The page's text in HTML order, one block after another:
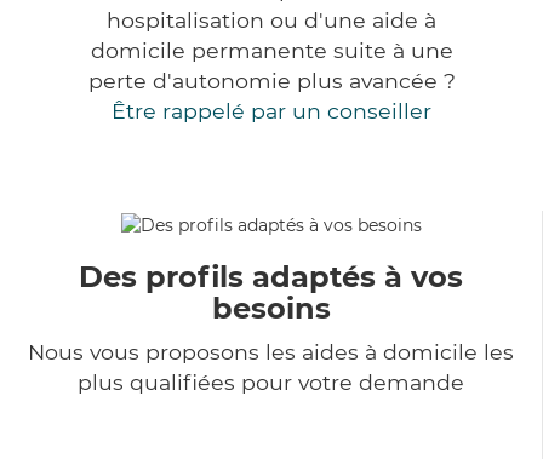
hospitalisation ou d'une aide à
domicile permanente suite à une
perte d'autonomie plus avancée ?
Être rappelé par un conseiller
Des profils adaptés à vos
besoins
Nous vous proposons les aides à domicile les
plus qualifiées pour votre demande